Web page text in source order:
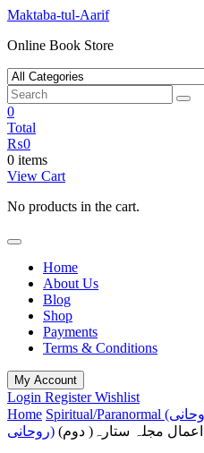
Maktaba-tul-Aarif
Online Book Store
0
Total
₨0
0 items
View Cart
No products in the cart.
Home
About Us
Blog
Shop
Payments
Terms & Conditions
My Account
Login RegisterWishlist
Home
روحانی) اعمال مجلہ ستارہ( دوم)